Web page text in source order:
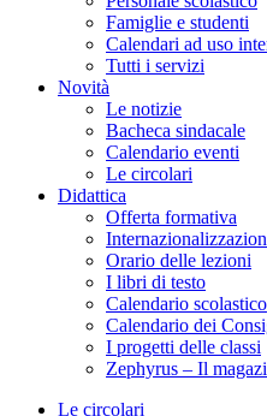
Famiglie e studenti
Calendari ad uso
Tutti i servizi
Novità
Le notizie
Bacheca sindacale
Calendario eventi
Le circolari
Didattica
Offerta formativa
Orario delle lezioni
I libri di testo
Calendario scolastico
Calendario dei
I progetti delle classi
Zephyrus – Il
Le circolari